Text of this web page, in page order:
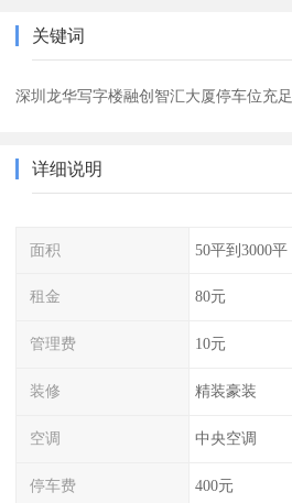
关键词
深圳龙华写字楼融创智汇大厦停车位充足
详细说明
面积 50平到3000平
租金 80元
管理费 10元
装修 精装豪装
空调 中央空调
停车费 400元